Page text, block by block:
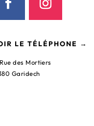
LE TÉLÉPHONE →
des Mortiers
Garidech